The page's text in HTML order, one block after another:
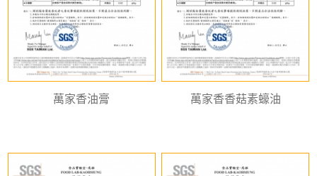
萬家香油膏 萬家香香菇素蠔油